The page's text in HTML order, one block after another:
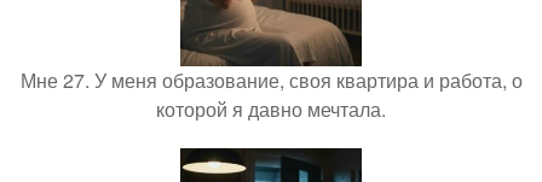
Мне 27. У меня образование, своя квартира и работа, о
которой я давно мечтала.